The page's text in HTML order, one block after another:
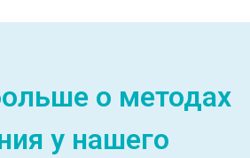
о методах
у нашего